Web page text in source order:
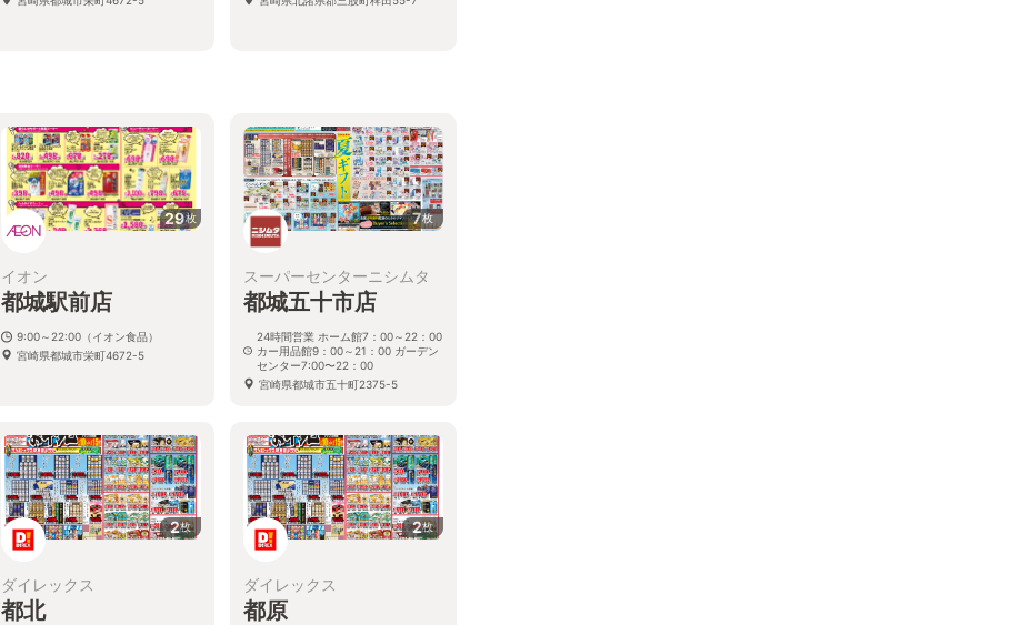
29枚
イオン
都城駅前店
9:00～22:00（イオン食品）
宮崎県都城市栄町4672-5
7枚
スーパーセンターニシムタ
都城五十市店
24時間営業 ホーム館7：00～22：00
カー用品館9：00～21：00 ガーデン
センター7:00〜22：00
宮崎県都城市五十町2375-5
2枚
ダイレックス
都北
2枚
ダイレックス
都原